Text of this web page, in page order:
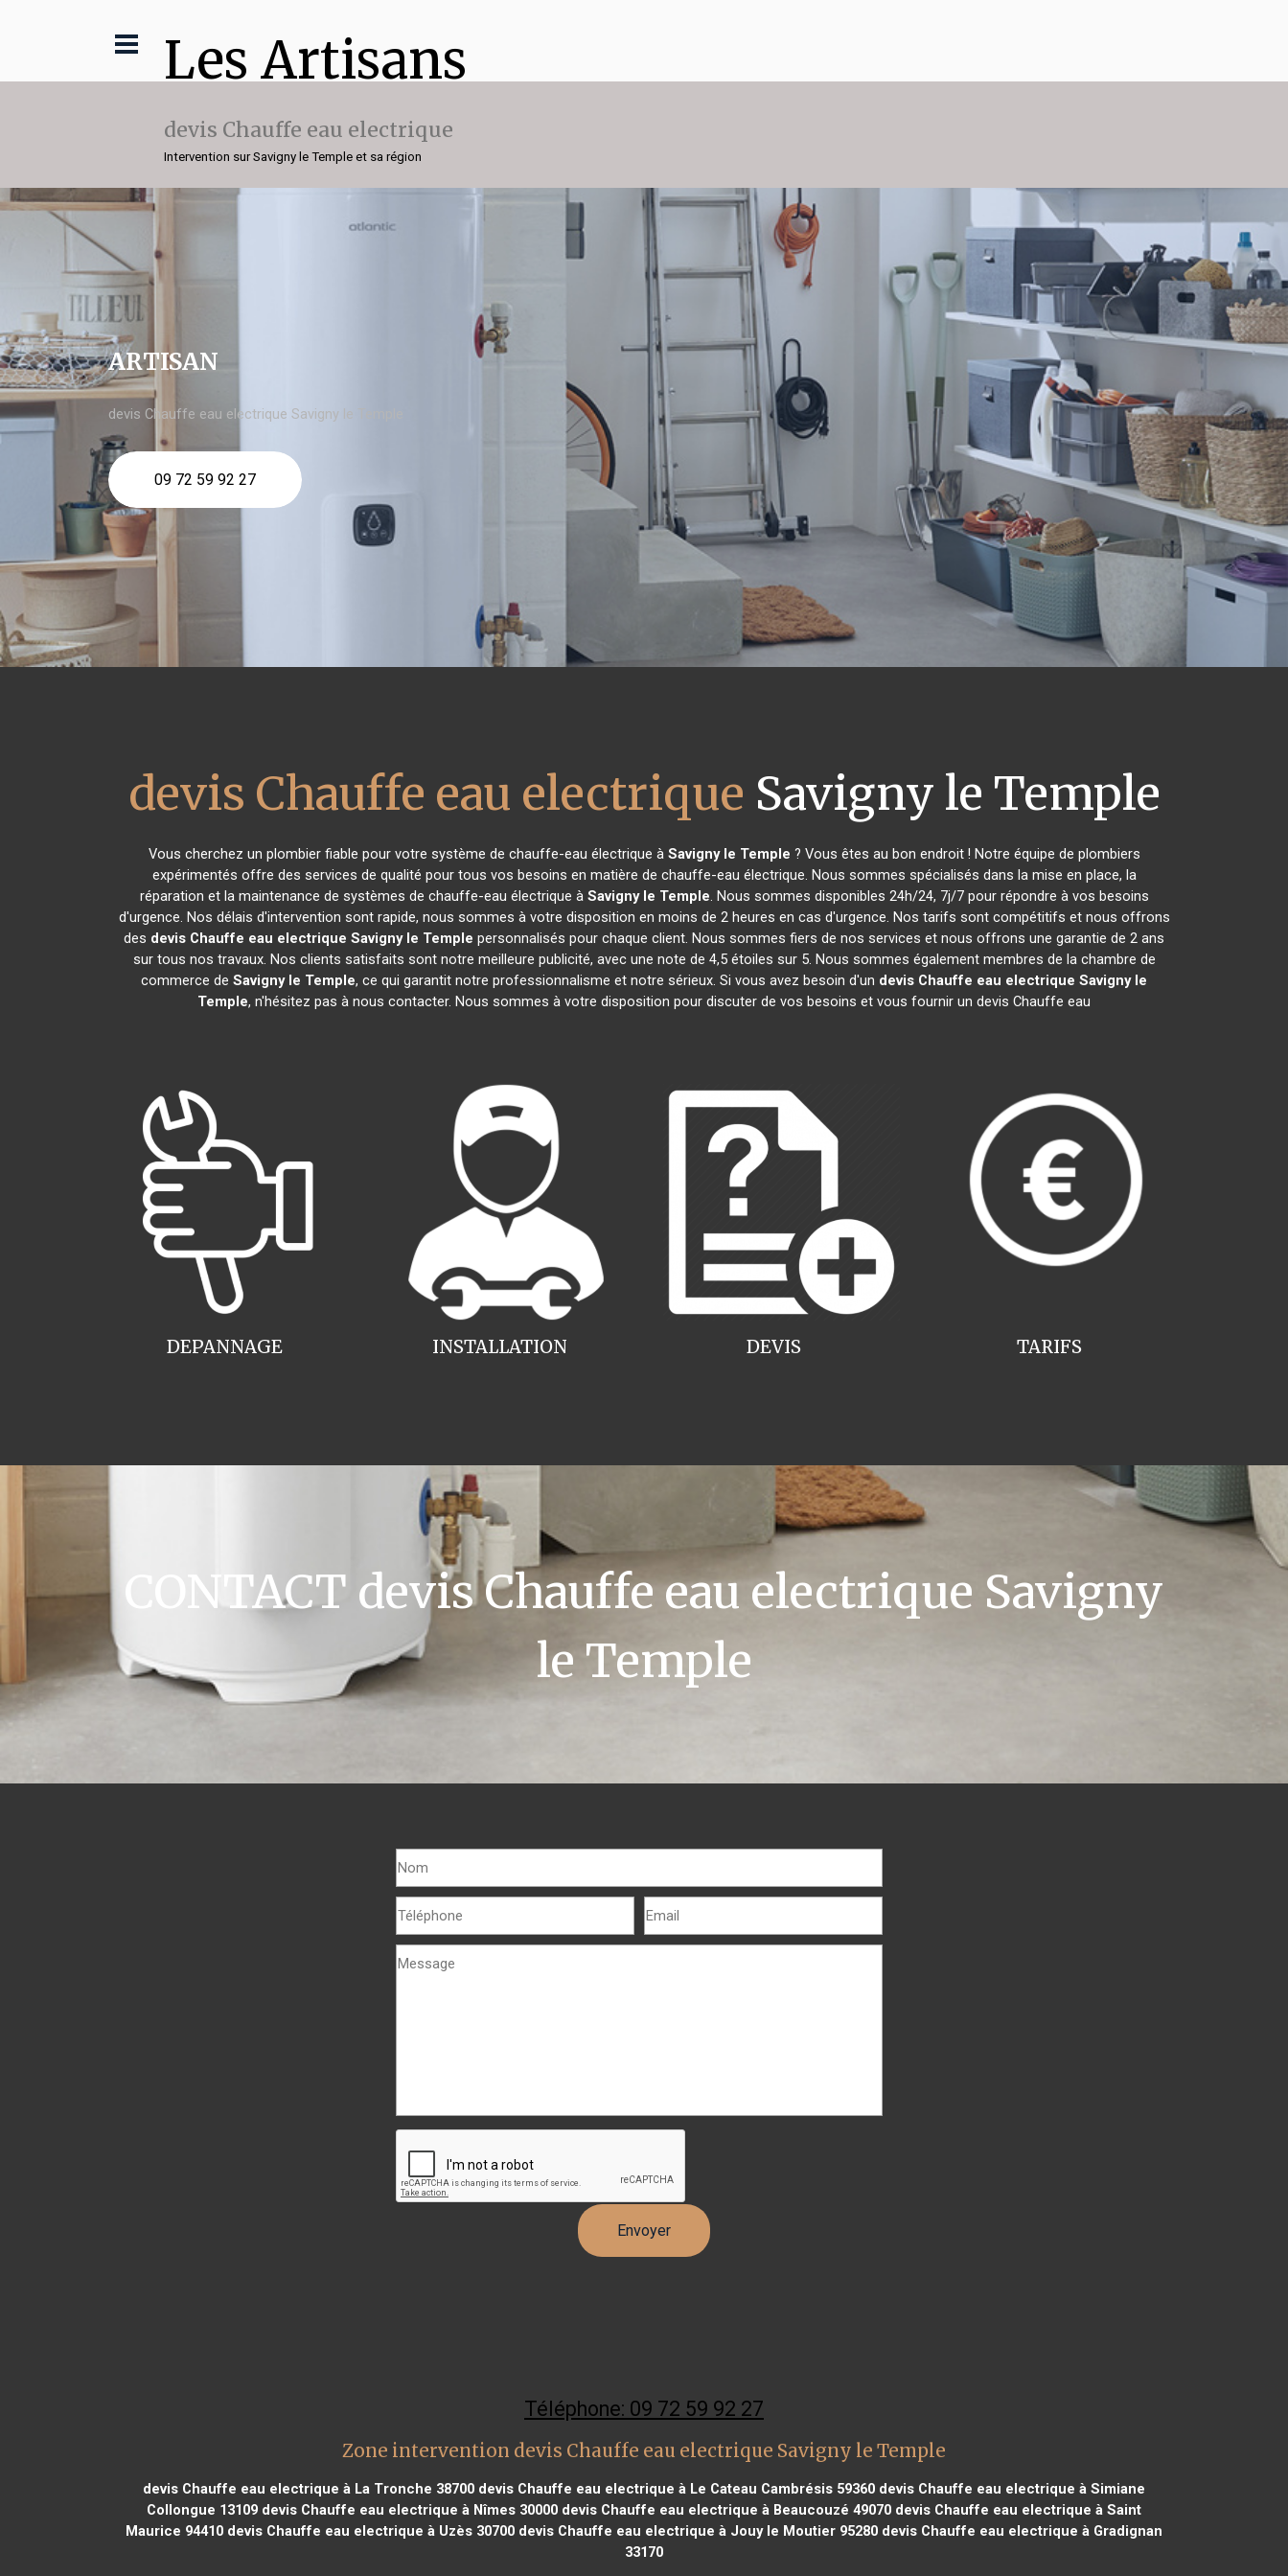
Les Artisans
devis Chauffe eau electrique
Intervention sur Savigny le Temple et sa région
ARTISAN
devis Chauffe eau electrique Savigny le Temple
09 72 59 92 27
devis Chauffe eau electrique Savigny le Temple
Vous cherchez un plombier fiable pour votre système de chauffe-eau électrique à Savigny le Temple ? Vous êtes au bon endroit ! Notre équipe de plombiers
expérimentés offre des services de qualité pour tous vos besoins en matière de chauffe-eau électrique. Nous sommes spécialisés dans la mise en place, la
réparation et la maintenance de systèmes de chauffe-eau électrique à Savigny le Temple. Nous sommes disponibles 24h/24, 7j/7 pour répondre à vos besoins
d'urgence. Nos délais d'intervention sont rapide, nous sommes à votre disposition en moins de 2 heures en cas d'urgence. Nos tarifs sont compétitifs et nous offrons
des devis Chauffe eau electrique Savigny le Temple personnalisés pour chaque client. Nous sommes fiers de nos services et nous offrons une garantie de 2 ans
sur tous nos travaux. Nos clients satisfaits sont notre meilleure publicité, avec une note de 4,5 étoiles sur 5. Nous sommes également membres de la chambre de
commerce de Savigny le Temple, ce qui garantit notre professionnalisme et notre sérieux. Si vous avez besoin d'un devis Chauffe eau electrique Savigny le
Temple, n'hésitez pas à nous contacter. Nous sommes à votre disposition pour discuter de vos besoins et vous fournir un devis Chauffe eau
INSTALLATION
DEPANNAGE TARIFS
DEVIS
CONTACT devis Chauffe eau electrique Savigny
le Temple
Téléphone: 09 72 59 92 27
Zone intervention devis Chauffe eau electrique Savigny le Temple
devis Chauffe eau electrique à La Tronche 38700 devis Chauffe eau electrique à Le Cateau Cambrésis 59360 devis Chauffe eau electrique à Simiane
Collongue 13109 devis Chauffe eau electrique à Nîmes 30000 devis Chauffe eau electrique à Beaucouzé 49070 devis Chauffe eau electrique à Saint
Maurice 94410 devis Chauffe eau electrique à Uzès 30700 devis Chauffe eau electrique à Jouy le Moutier 95280 devis Chauffe eau electrique à Gradignan
33170